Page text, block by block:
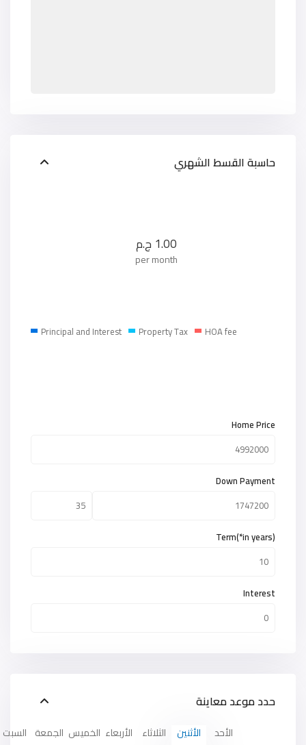
حاسبة القسط الشهري
1.00 ج.م
per month
Principal and Interest Property Tax HOA fee
Home Price
Down Payment
Term(*in years)
Interest
حدد موعد معاينة
الأحد الأثنين الثلاثاء الأربعاء الخميس الجمعة السبت